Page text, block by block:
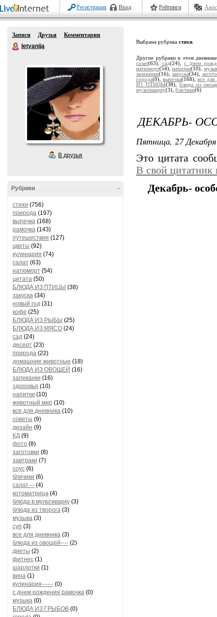
Регистрация Вход Рейтинги
Записи Друзья
Комментарии
letyanija
В друзья
-
Рубрики
стихи (756)
природа (197)
выпечка (168)
рамочка (143)
путешествия (127)
цветы (92)
кулинария (74)
салат (63)
натюморт (54)
цитата (50)
БЛЮДА ИЗ ПТИЦЫ (38)
закуска (34)
новый год (31)
кофе (25)
БЛЮДА ИЗ РЫБЫ (25)
БЛЮДА ИЗ МЯСО (24)
сад (24)
десерт (23)
природа (22)
домашние животные (18)
БЛЮДА ИЗ ОВОЩЕЙ (16)
запеканки (16)
здоровья (10)
напитки (10)
животный мир (10)
все для дневника (10)
советы (9)
дизайн (9)
КД (9)
фото (8)
заготовки (8)
завтраки (7)
соус (6)
бличики (6)
салат--- (4)
котоматрица (4)
блюда в мультиварку (3)
блюда из творога (3)
музыка (3)
суп (3)
все для дневника (3)
блюда из овощей---- (2)
диеты (2)
фитнес (1)
шарлотки (1)
вина (1)
кулинария------ (0)
с днем рождения рамочка (0)
музыка (0)
БЛЮДА ИЗ ГРЫБОВ (0)
Выбрана рубрика стихи
Другие рубрики в этом
салат(63), сад(24), с днем
натюморт(54),напитки(10),
запеканки(16), закуска(34),
города(0),выпечка(168),все для
ИЗ ПТИЦЫ(38),блюда из
мультиварку(3), бличики(6)
ДЕКАБРЬ-
Пятница, 27
Это цитата
В свой цитатник
Декабрь-